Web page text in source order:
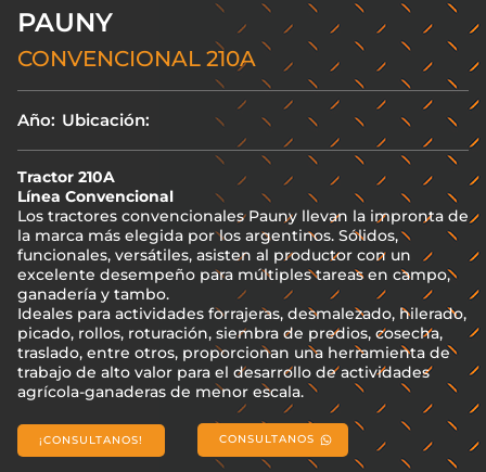
PAUNY
CONVENCIONAL 210A
Año: Ubicación:
Tractor 210A
Línea Convencional
Los tractores convencionales Pauny llevan la impronta de
la marca más elegida por los argentinos. Sólidos,
funcionales, versátiles, asisten al productor con un
excelente desempeño para múltiples tareas en campo,
ganadería y tambo.
Ideales para actividades forrajeras, desmalezado, hilerado,
picado, rollos, roturación, siembra de predios, cosecha,
traslado, entre otros, proporcionan una herramienta de
trabajo de alto valor para el desarrollo de actividades
agrícola-ganaderas de menor escala.
¡CONSULTANOS! CONSULTANOS